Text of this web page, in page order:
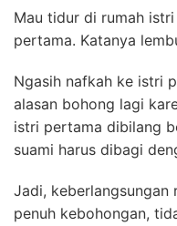
Mau tidur di rumah
pertama. Katanya
Ngasih nafkah ke istri
alasan bohong lagi
istri pertama dibilang
suami harus dibagi
Jadi, keberlangsungan
penuh kebohongan,